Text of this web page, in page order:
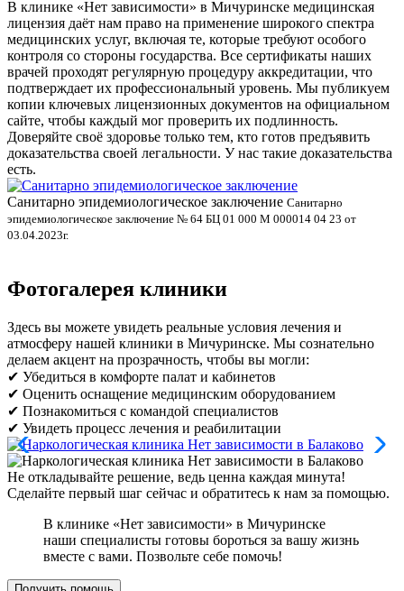
В клинике «Нет зависимости» в Мичуринске медицинская
лицензия даёт нам право на применение широкого спектра
медицинских услуг, включая те, которые требуют особого
контроля со стороны государства. Все сертификаты наших
врачей проходят регулярную процедуру аккредитации, что
подтверждает их профессиональный уровень. Мы публикуем
копии ключевых лицензионных документов на официальном
сайте, чтобы каждый мог проверить их подлинность.
Доверяйте своё здоровье только тем, кто готов предъявить
доказательства своей легальности. У нас такие доказательства
есть.
Санитарно эпидемиологическое заключение Санитарно
эпидемиологическое заключение № 64 БЦ 01 000 М 000014 04 23 от
03.04.2023г.
Фотогалерея клиники
Здесь вы можете увидеть реальные условия лечения и
атмосферу нашей клиники в Мичуринске. Мы сознательно
делаем акцент на прозрачность, чтобы вы могли:
✔ Убедиться в комфорте палат и кабинетов
✔ Оценить оснащение медицинским оборудованием
✔ Познакомиться с командой специалистов
✔ Увидеть процесс лечения и реабилитации
Не откладывайте решение, ведь ценна каждая минута!
Сделайте первый шаг сейчас и обратитесь к нам за помощью.
В клинике «Нет зависимости» в Мичуринске
наши специалисты готовы бороться за вашу жизнь
вместе с вами. Позвольте себе помочь!
Получить помощь